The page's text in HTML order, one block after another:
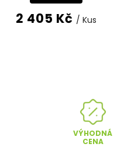
2 405 Kč / Kus
VÝHODNÁ
CENA